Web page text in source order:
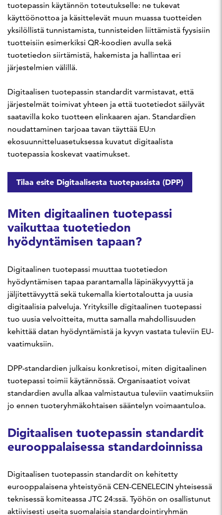
tuotepassin käytännön toteutukselle: ne tukevat
käyttöönottoa ja käsittelevät muun muassa tuotteiden
yksilöllistä tunnistamista, tunnisteiden liittämistä fyysisiin
tuotteisiin esimerkiksi QR-koodien avulla sekä
tuotetiedon siirtämistä, hakemista ja hallintaa eri
järjestelmien välillä.
Digitaalisen tuotepassin standardit varmistavat, että
järjestelmät toimivat yhteen ja että tuotetiedot säilyvät
saatavilla koko tuotteen elinkaaren ajan. Standardien
noudattaminen tarjoaa tavan täyttää EU:n
ekosuunnitteluasetuksessa kuvatut digitaalista
tuotepassia koskevat vaatimukset.
Tilaa esite Digitaalisesta tuotepassista (DPP)
Miten digitaalinen tuotepassi
vaikuttaa tuotetiedon
hyödyntämisen tapaan?
Digitaalinen tuotepassi muuttaa tuotetiedon
hyödyntämisen tapaa parantamalla läpinäkyvyyttä ja
jäljitettävyyttä sekä tukemalla kiertotaloutta ja uusia
digitaalisia palveluja. Yrityksille digitaalinen tuotepassi
tuo uusia velvoitteita, mutta samalla mahdollisuuden
kehittää datan hyödyntämistä ja kyvyn vastata tuleviin EU-
vaatimuksiin.
DPP-standardien julkaisu konkretisoi, miten digitaalinen
tuotepassi toimii käytännössä. Organisaatiot voivat
standardien avulla alkaa valmistautua tuleviin vaatimuksiin
jo ennen tuoteryhmäkohtaisen sääntelyn voimaantuloa.
Digitaalisen tuotepassin standardit
eurooppalaisessa standardoinnissa
Digitaalisen tuotepassin standardit on kehitetty
eurooppalaisena yhteistyönä CEN-CENELECIN yhteisessä
teknisessä komiteassa JTC 24:ssä. Työhön on osallistunut
aktiivisesti useita suomalaisia standardointiryhmän